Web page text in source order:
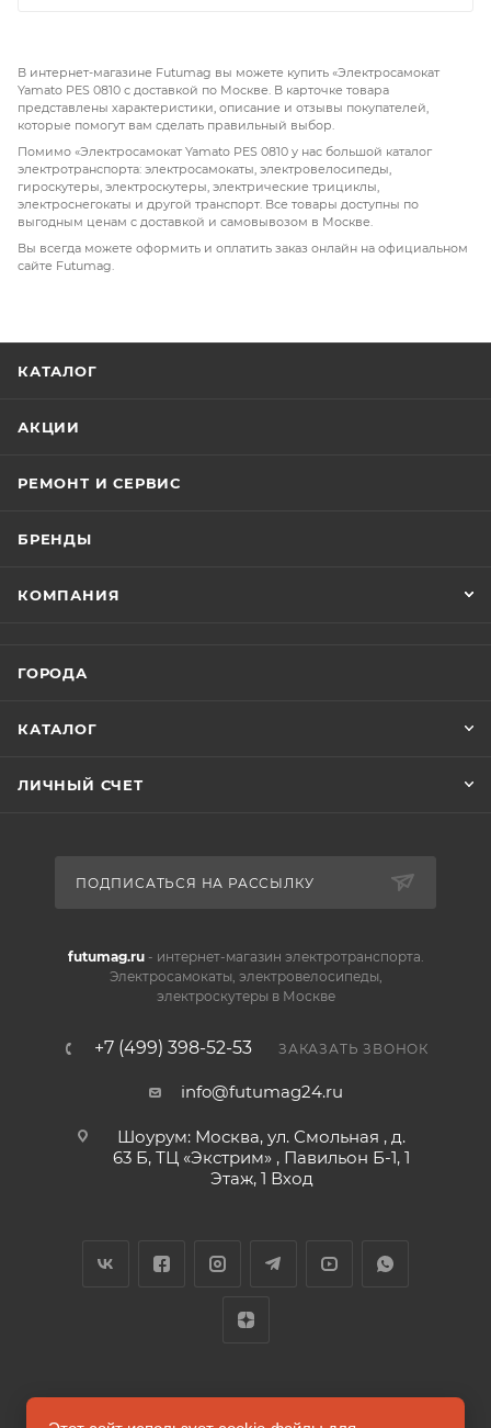
В интернет-магазине Futumag вы можете купить «Электросамокат
Yamato PES 0810 с доставкой по Москве. В карточке товара
представлены характеристики, описание и отзывы покупателей,
которые помогут вам сделать правильный выбор.
Помимо «Электросамокат Yamato PES 0810 у нас большой каталог
электротранспорта: электросамокаты, электровелосипеды,
гироскутеры, электроскутеры, электрические трициклы,
электроснегокаты и другой транспорт. Все товары доступны по
выгодным ценам с доставкой и самовывозом в Москве.
Вы всегда можете оформить и оплатить заказ онлайн на официальном
сайте Futumag.
КАТАЛОГ
АКЦИИ
РЕМОНТ И СЕРВИС
БРЕНДЫ
КОМПАНИЯ
ГОРОДА
КАТАЛОГ
ЛИЧНЫЙ СЧЕТ
ПОДПИСАТЬСЯ НА РАССЫЛКУ
futumag.ru- интернет-магазин электротранспорта.
Электросамокаты, электровелосипеды,
электроскутеры в Москве
+7 (499) 398-52-53 ЗАКАЗАТЬ ЗВОНОК
info@futumag24.ru
Шоурум: Москва, ул. Смольная , д.
63 Б, ТЦ «Экстрим» , Павильон Б-1, 1
Этаж, 1 Вход
2026 © FUTUMAG.RU